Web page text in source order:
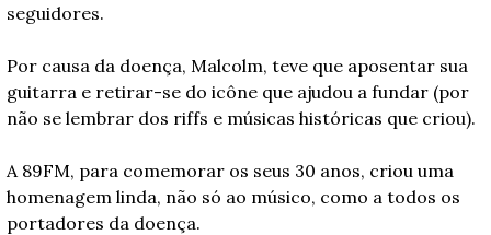
seguidores.
Por causa da doença, Malcolm, teve que aposentar sua
guitarra e retirar-se do icône que ajudou a fundar (por
não se lembrar dos riffs e músicas históricas que criou).
A 89FM, para comemorar os seus 30 anos, criou uma
homenagem linda, não só ao músico, como a todos os
portadores da doença.